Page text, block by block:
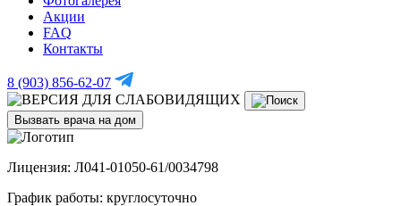
Акции
FAQ
Контакты
8 (903) 856-62-07
Вызвать врача на дом
Лицензия: Л041-01050-61/0034798
График работы: круглосуточно